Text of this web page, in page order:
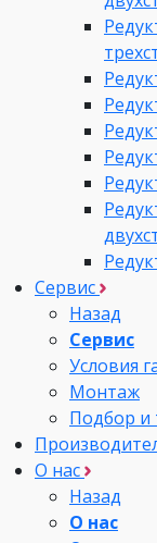
Сервис
Назад
Сервис
Условия
Монтаж
Подбор и
О нас
Назад
О нас